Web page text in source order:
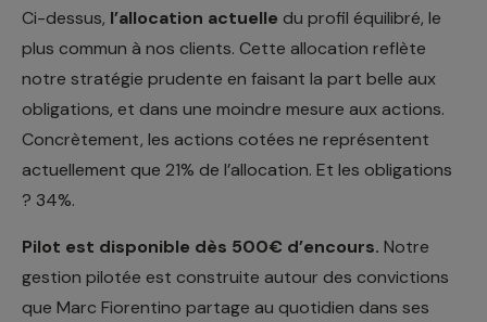
Ci-dessus, l’allocation actuelle du profil équilibré, le
plus commun à nos clients. Cette allocation reflète
notre stratégie prudente en faisant la part belle aux
obligations, et dans une moindre mesure aux actions.
Concrètement, les actions cotées ne représentent
actuellement que 21% de l’allocation. Et les obligations
? 34%.
Pilot est disponible dès 500€ d’encours. Notre
gestion pilotée est construite autour des convictions
que Marc Fiorentino partage au quotidien dans ses